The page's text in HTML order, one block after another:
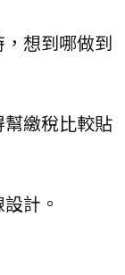
想到哪做到
繳稅比較貼
計。